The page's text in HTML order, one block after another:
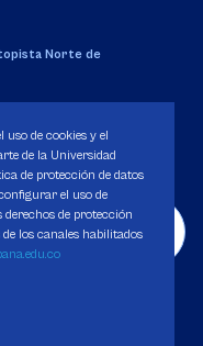
Norte de
de 1980.
uso de cookies y el
de la Universidad
de protección de datos
el uso de
derechos de protección
los canales habilitados